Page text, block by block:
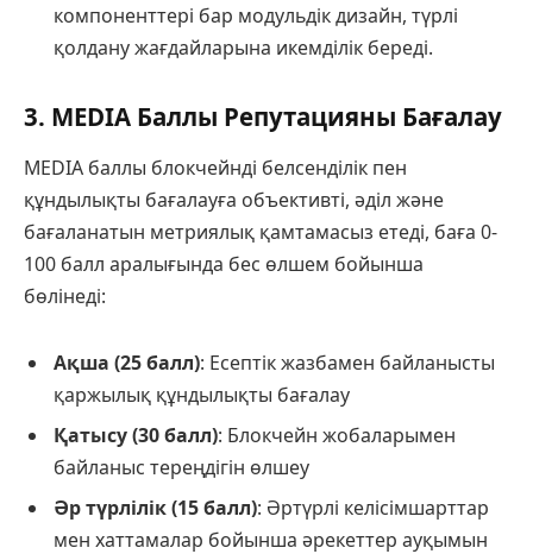
компоненттері бар модульдік дизайн, түрлі
қолдану жағдайларына икемділік береді.
3. MEDIA Баллы Репутацияны Бағалау
MEDIA баллы блокчейнді белсенділік пен
құндылықты бағалауға объективті, әділ және
бағаланатын метриялық қамтамасыз етеді, баға 0-
100 балл аралығында бес өлшем бойынша
бөлінеді:
Ақша (25 балл): Есептік жазбамен байланысты
қаржылық құндылықты бағалау
Қатысу (30 балл): Блокчейн жобаларымен
байланыс тереңдігін өлшеу
Әр түрлілік (15 балл): Әртүрлі келісімшарттар
мен хаттамалар бойынша әрекеттер ауқымын